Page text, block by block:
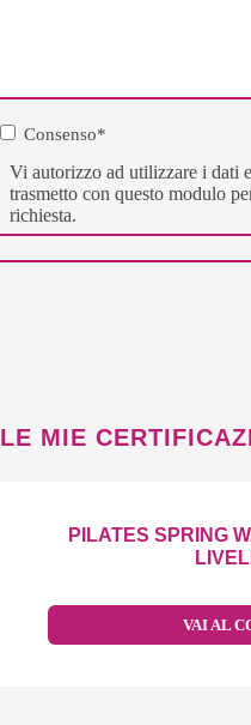
Consenso*
Consenso*
Vi autorizzo ad utilizzare i dati
trasmetto con questo modulo
richiesta.
LE MIE
PILATES SPRING
VAI AL